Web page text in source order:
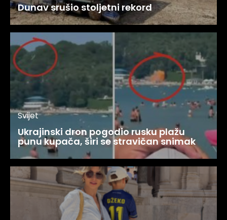
Dunav srušio stoljetni rekord
Svijet
Ukrajinski dron pogodio rusku plažu
punu kupača, širi se stravičan snimak